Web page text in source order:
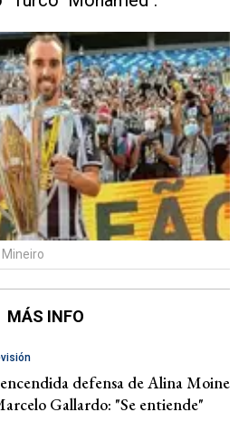
MÁS INFO
defensa de Alina Moine
Gallardo: "Se entiende"